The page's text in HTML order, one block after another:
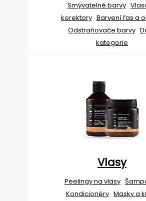
Smývatelné barvy
korektory Barvení řas a
Odstraňovače barvy
kategorie
Vlasy
Peelingy na vlasy
Kondicionéry Masky a